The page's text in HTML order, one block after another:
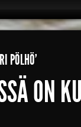
PÖLHÖ’
ON